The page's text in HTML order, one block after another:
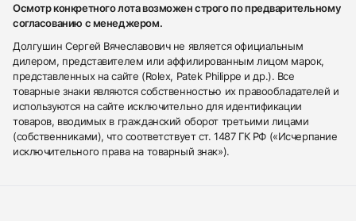
Осмотр конкретного лота возможен строго по предварительному
согласованию с менеджером.
Долгушин Сергей Вячеславович не является официальным
дилером, представителем или аффилированным лицом марок,
представленных на сайте (Rolex, Patek Philippe и др.). Все
товарные знаки являются собственностью их правообладателей и
используются на сайте исключительно для идентификации
товаров, вводимых в гражданский оборот третьими лицами
(собственниками), что соответствует ст. 1487 ГК РФ («Исчерпание
исключительного права на товарный знак»).